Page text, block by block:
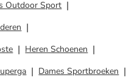
Outdoor Sport
Heren Schoenen
Dames Sportbroeken